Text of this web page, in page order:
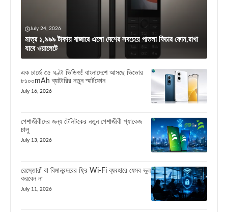
July 24, 2026
মাত্র ১,৯৯৯ টাকায় বাজারে এলো দেশের সবচেয়ে পাতলা ফিচার ফোন,রাখা
যাবে ওয়ালেটে
এক চার্জে ৩৫ ঘণ্টা ভিডিও! বাংলাদেশে আসছে ভিভোর
৮১০০mAh ব্যাটারির নতুন স্মার্টফোন
July 16, 2026
পেশাজীবীদের জন্য টেলিটকের নতুন পেশাজীবী প্যাকেজ
চালু
July 13, 2026
রেস্তোরাঁ বা বিমানবন্দরের ফ্রি Wi-Fi ব্যবহারে যেসব ভুল
করবেন না
July 11, 2026